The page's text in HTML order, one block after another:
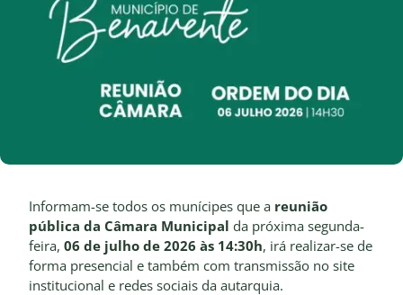
Informam-se todos os munícipes que a reunião
pública da Câmara Municipal da próxima segunda-
feira,06 de julho de 2026 às 14:30h, irá realizar-se de
forma presencial e também com transmissão no site
institucional e redes sociais da autarquia.